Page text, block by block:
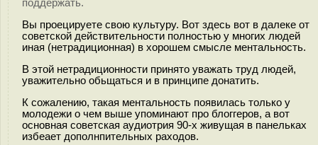
поддержать.
Вы проецируете свою культуру. Вот здесь вот в далеке от
советской действительности полностью у многих людей
иная (нетрадиционная) в хорошем смысле ментальность.
В этой нетрадиционности принято уважать труд людей,
уважительно обьщаться и в принципе донатить.
К сожалению, такая ментальность появилась только у
молодежи о чем выше упоминают про блоггеров, а вот
основная советская аудиотрия 90-х живущая в панельках
избеает дополнпительных раходов.